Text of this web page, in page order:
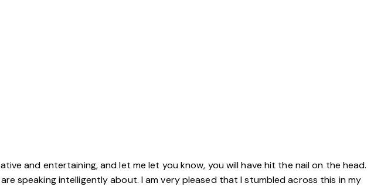
and entertaining, and let me let you know, you will have hit the nail on the head.
speaking intelligently about. I am very pleased that I stumbled across this in my